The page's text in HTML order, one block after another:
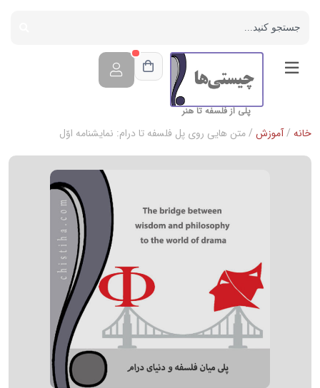
پلی از فلسفه تا هنر
خانه /آموزش / متن هایی روی پل فلسفه تا درام: نمایشنامه اوّل